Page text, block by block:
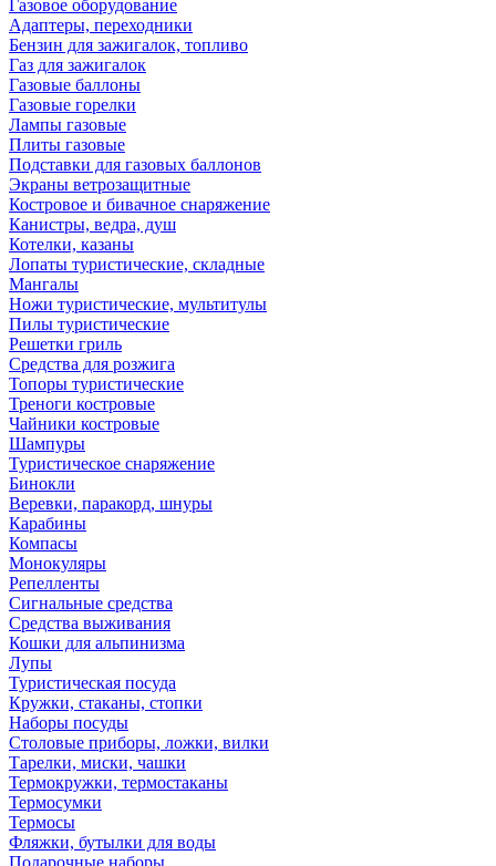
Газовое оборудование
Адаптеры, переходники
Бензин для зажигалок, топливо
Газ для зажигалок
Газовые баллоны
Газовые горелки
Лампы газовые
Плиты газовые
Подставки для газовых баллонов
Экраны ветрозащитные
Костровое и бивачное снаряжение
Канистры, ведра, душ
Котелки, казаны
Лопаты туристические, складные
Мангалы
Ножи туристические, мультитулы
Пилы туристические
Решетки гриль
Средства для розжига
Топоры туристические
Треноги костровые
Чайники костровые
Шампуры
Туристическое снаряжение
Бинокли
Веревки, паракорд, шнуры
Карабины
Компасы
Монокуляры
Репелленты
Сигнальные средства
Средства выживания
Кошки для альпинизма
Лупы
Туристическая посуда
Кружки, стаканы, стопки
Наборы посуды
Столовые приборы, ложки, вилки
Тарелки, миски, чашки
Термокружки, термостаканы
Термосумки
Термосы
Фляжки, бутылки для воды
Подарочные наборы